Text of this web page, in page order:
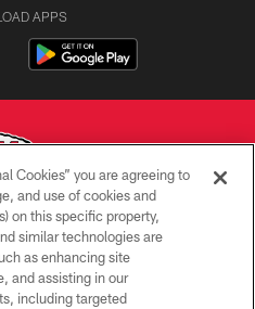
APPS
Kansas City Chiefs
POLICY
OF USE
Cookies” you are agreeing to
and use of cookies and
on this specific property,
similar technologies are
as enhancing site
and assisting in our
including targeted